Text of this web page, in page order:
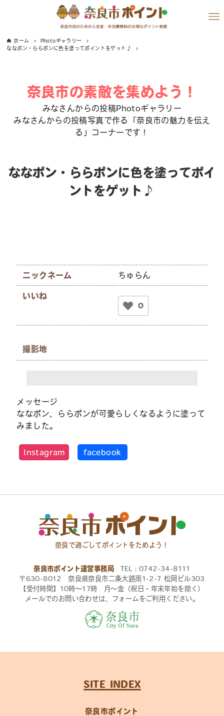
ホーム
Photoギャラリー
ななポン・ららポンに色を塗ってポイントをゲット♪
奈良市の素敵を集めよう！
みなさんからの投稿Photoギャラリー
みなさんからの投稿写真で作る「奈良市の魅力を伝え
る」コーナーです！
ななポン・ららポンに色を塗ってポイ
ントをゲット♪
ニックネーム ちゅらん
いいね
0
撮影地
メッセージ
ななポン、ららポンが可愛らしくなるように塗って
みました。
Instagram facebook
奈良で過ごしてポイントをためよう！
奈良市ポイント運営事務局 TEL：0742-34-8111
〒630-8012 奈良県奈良市二条大路南1-2-7 松岡ビル303
【受付時間】10時〜17時 月〜金（祝日・年末年始を除く）
メールでのお問い合わせは、フォームをご利用ください。
SITE INDEX
奈良市ポイント